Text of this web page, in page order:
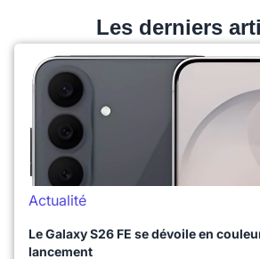
Les derniers
Actualité
Le Galaxy S26 FE se dévoile en
lancement